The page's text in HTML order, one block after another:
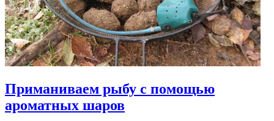
Приманиваем рыбу с помощью
ароматных шаров